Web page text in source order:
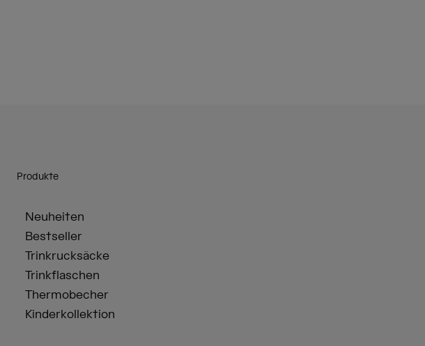
Produkte
Neuheiten
Bestseller
Trinkrucksäcke
Trinkflaschen
Thermobecher
Kinderkollektion